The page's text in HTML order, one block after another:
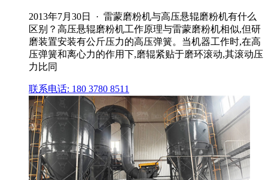
2013年7月30日 · 雷蒙磨粉机与高压悬辊磨粉机有什么
区别？高压悬辊磨粉机工作原理与雷蒙磨粉机相似,但研
磨装置安装有公斤压力的高压弹簧。当机器工作时,在高
压弹簧和离心力的作用下,磨辊紧贴于磨环滚动,其滚动压
力比同
联系电话: 180 3780 8511